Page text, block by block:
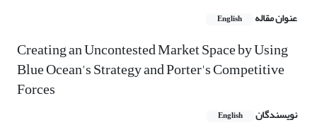
عنوان مقاله English
Creating an Uncontested Market Space by Using
Blue Ocean's Strategy and Porter's Competitive
Forces
نویسندگان English